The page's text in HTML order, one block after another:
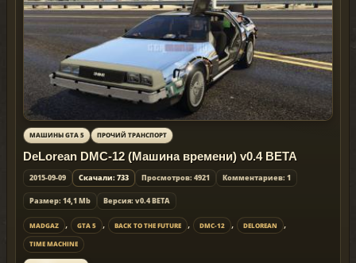
МАШИНЫ GTA 5 ПРОЧИЙ ТРАНСПОРТ
DeLorean DMC-12 (Машина времени) v0.4 BETA
2015-09-09 Скачали: 733 Просмотров: 4921 Комментариев: 1
Размер: 14,1 Mb Версия: v0.4 BETA
MADGAZ , GTA 5 , BACK TO THE FUTURE , DMC-12 , DELOREAN ,
TIME MACHINE